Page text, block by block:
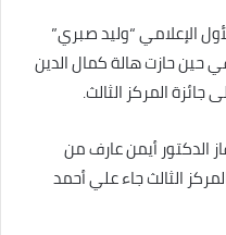
الإعلامي “وليد صبري”
حين حازت هالة كمال الدين
جائزة المركز الثالث.
الدكتور أيمن عارف من
الثالث جاء علي أحمد